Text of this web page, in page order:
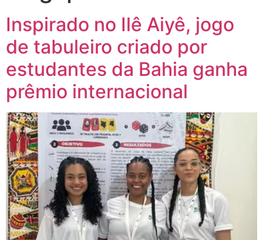
Inspirado no Ilê Aiyê, jogo
de tabuleiro criado por
estudantes da Bahia ganha
prêmio internacional